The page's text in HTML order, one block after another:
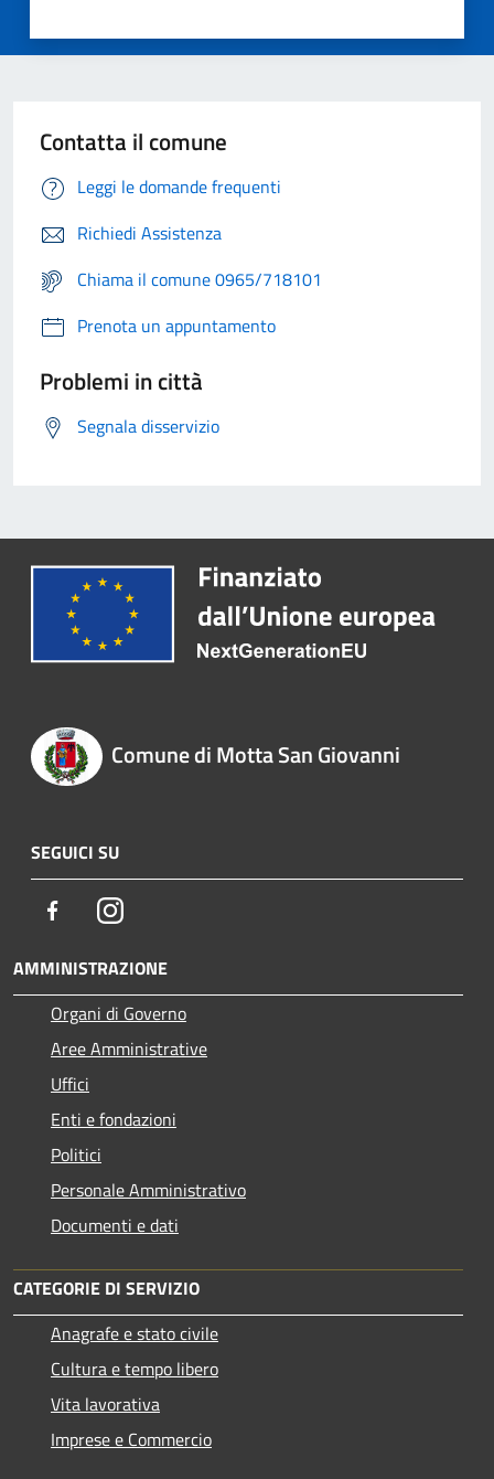
Contatta il comune
Leggi le domande frequenti
Richiedi Assistenza
Chiama il comune 0965/718101
Prenota un appuntamento
Problemi in città
Segnala disservizio
Comune di Motta San Giovanni
SEGUICI SU
FacebookInstagram
AMMINISTRAZIONE
Organi di Governo
Aree Amministrative
Uffici
Enti e fondazioni
Politici
Personale Amministrativo
Documenti e dati
CATEGORIE DI SERVIZIO
Anagrafe e stato civile
Cultura e tempo libero
Vita lavorativa
Imprese e Commercio